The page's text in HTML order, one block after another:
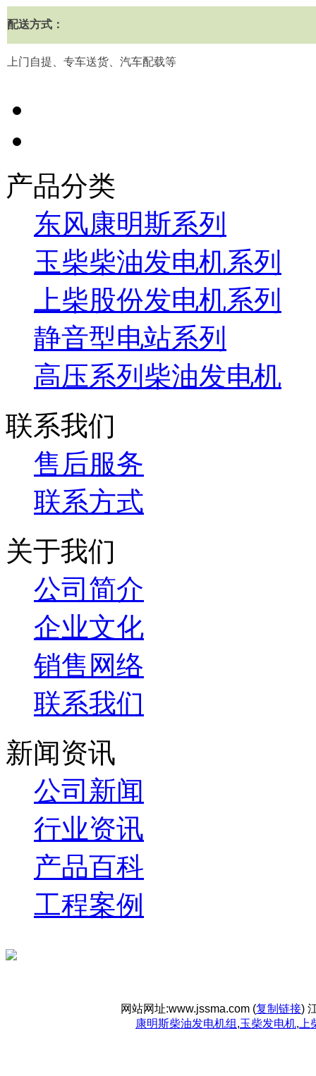
配送方式：
上门自提、专车送货、汽车配载等
产品分类
东风康明斯系列
玉柴柴油发电机系列
上柴股份发电机系列
静音型电站系列
高压系列柴油发电机
联系我们
售后服务
联系方式
关于我们
公司简介
企业文化
销售网络
联系我们
新闻资讯
公司新闻
行业资讯
产品百科
工程案例
网站网址:www.jssma.com (复制链接)
康明斯柴油发电机组 ,玉柴发电机,